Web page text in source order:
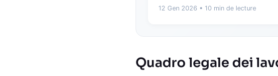
12 Gen 2026 • 10 min de lecture
Quadro legale dei